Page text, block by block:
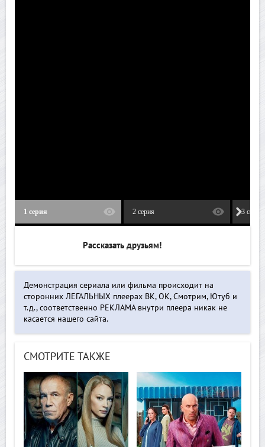
1 серия 2 серия 3 серия
Рассказать друзьям!
Демонстрация сериала или фильма происходит на
сторонних ЛЕГАЛЬНЫХ плеерах ВК, ОК, Смотрим, Ютуб и
т.д., соответственно РЕКЛАМА внутри плеера никак не
касается нашего сайта.
СМОТРИТЕ ТАКЖЕ